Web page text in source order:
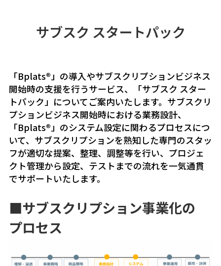
サブスク スタートパック
「Bplats®」の導入やサブスクリプションビジネス
開始時の支援を行うサービス、「サブスク スター
トパック」についてご案内いたします。サブスクリ
プションビジネス開始時における業務設計、
「Bplats®」のシステム設定に関わるプロセスにつ
いて、サブスクリプションを熟知した専門のスタッ
フが適切な提案、整理、調整等を行い、プロジェ
クト管理から設定、テストまでの流れを一気通貫
でサポートいたします。
■サブスクリプション事業化の
プロセス